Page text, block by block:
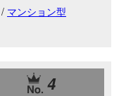
/ マンション型
4